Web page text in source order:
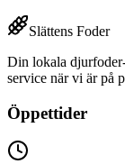
Slättens Foder
Din lokala
service när vi är på
Öppettider